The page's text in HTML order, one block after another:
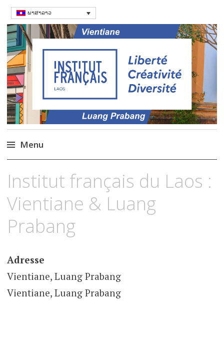
ພາສາລາວ
ສະຖາບັນຝຣັ່ງ
Language Courses & cultral events in
Laos
Menu
to
Institut français du Laos :
Vientiane & Luang
Prabang
Adresse
Vientiane, Luang Prabang
Vientiane, Luang Prabang